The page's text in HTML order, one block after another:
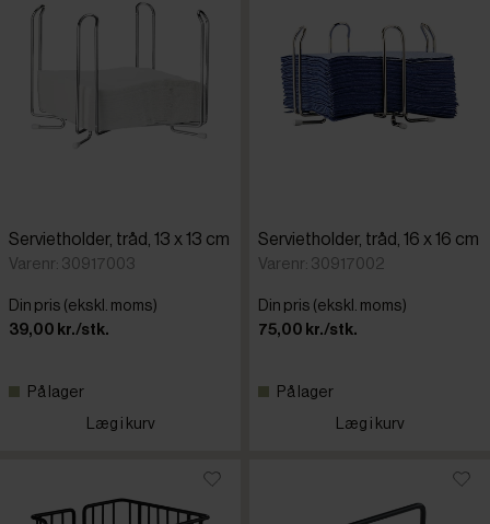
Servietholder, tråd, 13 x 13 cm
Varenr: 30917003
Din pris (ekskl. moms)
39,00 kr./stk.
På lager
Læg i kurv
Servietholder, tråd, 16 x 16 cm
Varenr: 30917002
Din pris (ekskl. moms)
75,00 kr./stk.
På lager
Læg i kurv